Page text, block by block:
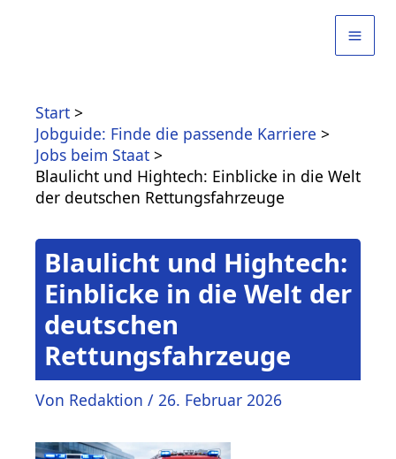
Start
Jobguide: Finde die passende Karriere
Jobs beim Staat
Blaulicht und Hightech: Einblicke in die Welt
der deutschen Rettungsfahrzeuge
Blaulicht und Hightech:
Einblicke in die Welt der
deutschen
Rettungsfahrzeuge
Von Redaktion / 26. Februar 2026